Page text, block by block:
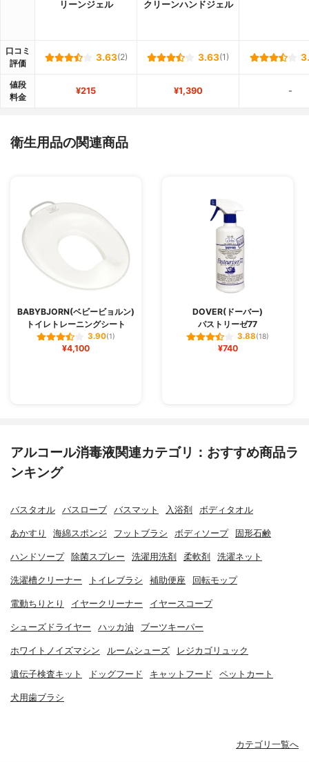
リーンジェル クリーンハンドジェル
口コミ
評価
3.63(2) 3.63(1)
値段
料金
¥215 ¥1,390 -
衛生用品の関連商品
BABYBJORN(ベビービョルン)
トイレトレーニングシート
3.90(1)
¥4,100
DOVER(ドーバー)
パストリーゼ77
3.88(18)
¥740
アルコール消毒液関連カテゴリ：おすすめ商品ラ
ンキング
バスタオル バスローブ バスマット 入浴剤 ボディタオル
あかすり 海綿スポンジ フットブラシ ボディソープ 固形石鹸
ハンドソープ 除菌スプレー 洗濯用洗剤 柔軟剤 洗濯ネット
洗濯槽クリーナー トイレブラシ 補助便座 回転モップ
電動ちりとり イヤークリーナー イヤースコープ
シューズドライヤー ハッカ油 ブーツキーパー
ホワイトノイズマシン ルームシューズ レジカゴリュック
遺伝子検査キット ドッグフード キャットフード ペットカート
犬用歯ブラシ
カテゴリ一覧へ